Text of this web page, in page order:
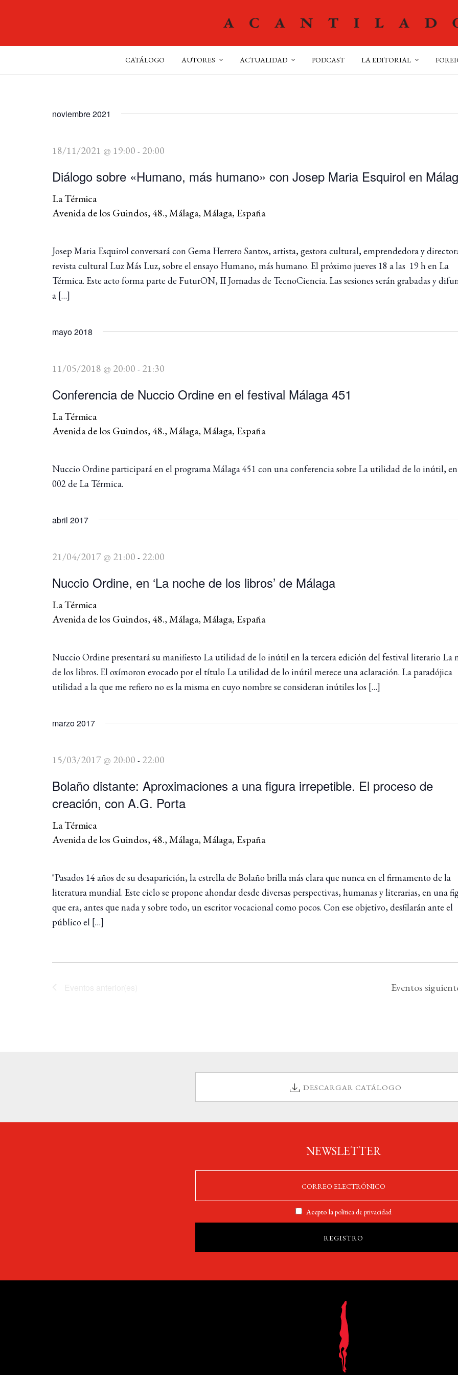
CATÁLOGO AUTORES ACTUALIDAD PODCAST LA EDITORIAL
noviembre 2021
Diálogo sobre «Humano, más humano» con Josep Maria Esquirol en
18/11/2021 @ 19:00 - 20:00
La Térmica
Avenida de los Guindos, 48., Málaga, Málaga, España
Josep Maria Esquirol conversará con Gema Herrero Santos, artista, gestora cultural, emprendedora y
revista cultural Luz Más Luz, sobre el ensayo Humano, más humano. El próximo jueves 18 a las 19 h en La
Térmica. Este acto forma parte de FuturON, II Jornadas de TecnoCiencia. Las sesiones serán grabadas y
a […]
mayo 2018
Conferencia de Nuccio Ordine en el festival Málaga 451
11/05/2018 @ 20:00 - 21:30
La Térmica
Avenida de los Guindos, 48., Málaga, Málaga, España
Nuccio Ordine participará en el programa Málaga 451 con una conferencia sobre La utilidad de lo inútil, en
002 de La Térmica.
abril 2017
Nuccio Ordine, en ‘La noche de los libros’ de Málaga
21/04/2017 @ 21:00 - 22:00
La Térmica
Avenida de los Guindos, 48., Málaga, Málaga, España
Nuccio Ordine presentará su manifiesto La utilidad de lo inútil en la tercera edición del festival literario La
de los libros. El oxímoron evocado por el título La utilidad de lo inútil merece una aclaración. La paradójica
utilidad a la que me refiero no es la misma en cuyo nombre se consideran inútiles los […]
marzo 2017
Bolaño distante: Aproximaciones a una figura irrepetible. El proceso de
creación, con A.G. Porta
15/03/2017 @ 20:00 - 22:00
La Térmica
Avenida de los Guindos, 48., Málaga, Málaga, España
"Pasados 14 años de su desaparición, la estrella de Bolaño brilla más clara que nunca en el firmamento de la
literatura mundial. Este ciclo se propone ahondar desde diversas perspectivas, humanas y literarias, en una
que era, antes que nada y sobre todo, un escritor vocacional como pocos. Con ese objetivo, desfilarán ante el
público el […]
Eventos
DESCARGAR CATÁLOGO
NEWSLETTER
Acepto lapolítica de privacidad